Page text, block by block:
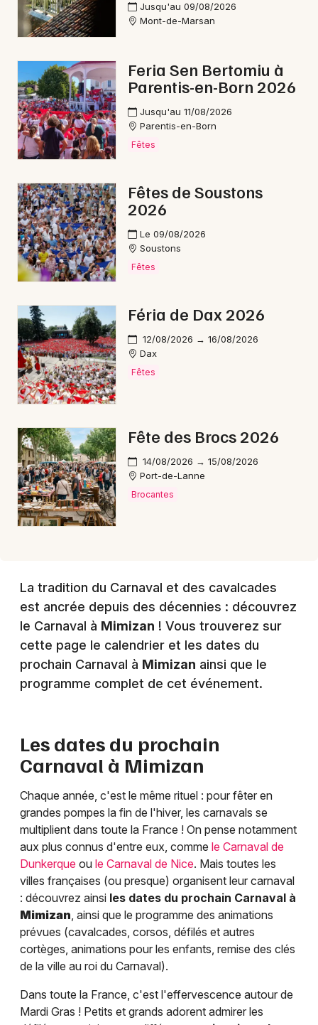
Carnaval dans les Landes
Carnaval en Nouvelle-Aquitaine
Artistes en tournée
Actus à Mimizan
Magazine à Mimizan
40 - Landes
Choisir mes départements
Mon email
Jusqu'au 09/08/2026
Mont-de-Marsan
Feria Sen Bertomiu à
Parentis-en-Born 2026
Jusqu'au 11/08/2026
Parentis-en-Born
Fêtes
Fêtes de Soustons
2026
Le 09/08/2026
Soustons
Fêtes
Féria de Dax 2026
12/08/2026 → 16/08/2026
Dax
Fêtes
Fête des Brocs 2026
14/08/2026 → 15/08/2026
Port-de-Lanne
Brocantes
La tradition du Carnaval et des cavalcades
est ancrée depuis des décennies : découvrez
le Carnaval à Mimizan ! Vous trouverez sur
cette page le calendrier et les dates du
prochain Carnaval à Mimizan ainsi que le
programme complet de cet événement.
Les dates du prochain
Carnaval à Mimizan
Chaque année, c'est le même rituel : pour fêter en
grandes pompes la fin de l'hiver, les carnavals se
multiplient dans toute la France ! On pense notamment
aux plus connus d'entre eux, comme le Carnaval de
Dunkerque ou le Carnaval de Nice. Mais toutes les
villes françaises (ou presque) organisent leur carnaval
: découvrez ainsi les dates du prochain Carnaval à
Mimizan, ainsi que le programme des animations
prévues (cavalcades, corsos, défilés et autres
cortèges, animations pour les enfants, remise des clés
de la ville au roi du Carnaval).
Dans toute la France, c'est l'effervescence autour de
Mardi Gras ! Petits et grands adorent admirer les